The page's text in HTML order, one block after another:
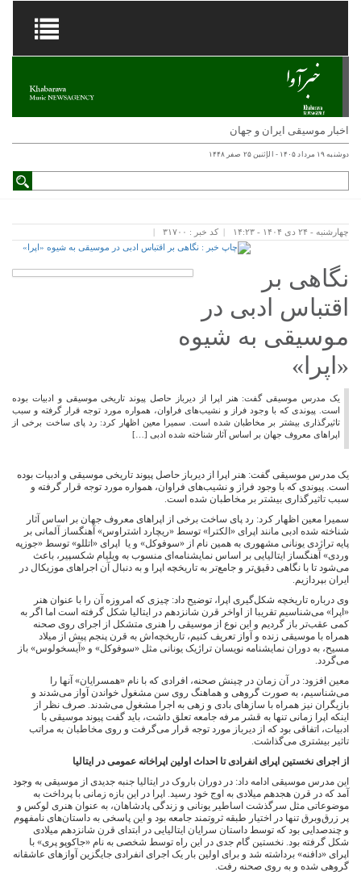
اخبار موسیقی ایران و جهان
دوشنبه ۱۹ مرداد ۱۴۰۵ - الإثنين ۲۵ صفر ۱۴۴۸
چهارشنبه - ۲۴ دی ۱۴۰۴ - ۱۴:۲۳ کد خبر : ۳۱۷۰۰
نگاهی بر
اقتباس ادبی در
موسیقی به شیوه
«اپرا»
یک مدرس موسیقی گفت: هنر اپرا از دیرباز حاصل پیوند تاریخی موسیقی و ادبیات بوده
است. پیوندی که با وجود فراز و نشیب‌های فراوان، همواره مورد توجه قرار گرفته و سبب
تاثیرگذاری بیشتر بر مخاطبان شده است. سمیرا معین اظهار کرد: رد پای ساخت برخی از
اپراهای معروف جهان بر اساس آثار شناخته شده ادبی […]
یک مدرس موسیقی گفت: هنر اپرا از دیرباز حاصل پیوند تاریخی موسیقی و ادبیات بوده
است. پیوندی که با وجود فراز و نشیب‌های فراوان، همواره مورد توجه قرار گرفته و
سبب تاثیرگذاری بیشتر بر مخاطبان شده است.
سمیرا معین اظهار کرد: رد پای ساخت برخی از اپراهای معروف جهان بر اساس آثار
شناخته شده ادبی مانند اپرای «الکترا» توسط «ریچارد اشتراوس» آهنگساز آلمانی بر
پایه تراژدی یونانی مشهوری به همین نام از «سوفوکل» و یا اپرای «اتللو» توسط «جوزپه
وردی» آهنگساز ایتالیایی بر اساس نمایشنامه‌ای منسوب به ویلیام شکسپیر، باعث
می‌شود تا با نگاهی دقیق‌تر و جامع‌تر به تاریخچه اپرا و به دنبال آن اجراهای موزیکال در
ایران بپردازیم.
وی درباره تاریخچه شکل‌گیری اپرا، توضیح داد: چیزی که امروزه آن را با عنوان هنر
«اپرا» می‌شناسیم تقریبا از اواخر قرن شانزدهم در ایتالیا شکل گرفته است اما اگر به
کمی عقب‌تر باز گردیم و این نوع از موسیقی را هنری متشکل از اجرای روی صحنه
همراه با موسیقی زنده و آواز تعریف کنیم، تاریخچه‌اش به قرن پنجم پیش از میلاد
مسیح، به دوران نمایشنامه نویسان تراژیک یونانی مثل «سوفوکل» و «آیسخولوس» باز
می‌گردد.
معین افزود: در آن زمان در چینش صحنه، افرادی که با نام «همسرایان» آنها را
می‌شناسیم، به صورت گروهی و هماهنگ روی سن مشغول خواندن آواز می‌شدند و
بازیگران نیز همراه با سازهای بادی و زهی به اجرا مشغول می‌شدند. صرف نظر از
اینکه اپرا زمانی تنها به قشر مرفه جامعه تعلق داشت، باید گفت پیوند موسیقی با
ادبیات، اتفاقی بود که از دیرباز مورد توجه قرار می‌گرفت و روی مخاطبان به مراتب
تاثیر بیشتری می‌گذاشت.
از اجرای نخستین اپرای انفرادی تا احداث اولین اپراخانه عمومی در ایتالیا
این مدرس موسیقی ادامه داد: در دوران باروک در ایتالیا جنبه جدیدی از موسیقی به وجود
آمد که در قرن هجدهم میلادی به اوج خود رسید. اپرا در این بازه زمانی با پرداخت به
موضوعاتی مثل سرگذشت اساطیر یونانی و زندگی پادشاهان، به عنوان هنری لوکس و
پر زرق‌وبرق تنها در اختیار طبقه ثروتمند جامعه بود و این پاسخی به داستان‌های نامفهوم
و چندصدایی بود که توسط داستان سرایان ایتالیایی در ابتدای قرن شانزدهم میلادی
شکل گرفته بود. نخستین گام جدی در این راه توسط شخصی به نام «جاکوپو پری» با
اپرای «دافنه» برداشته شد و برای اولین بار یک اجرای انفرادی جایگزین آوازهای عاشقانه
گروهی شده و به روی صحنه رفت.